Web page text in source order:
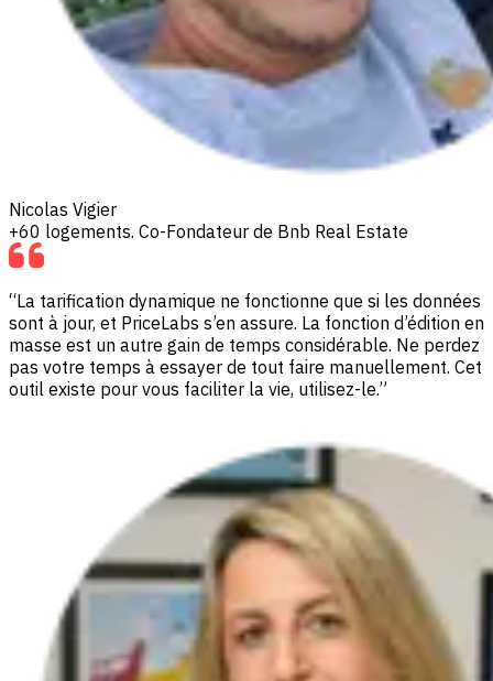
Nicolas Vigier
+60 logements. Co-Fondateur de Bnb Real Estate
“La tarification dynamique ne fonctionne que si les données
sont à jour, et PriceLabs s’en assure. La fonction d’édition en
masse est un autre gain de temps considérable. Ne perdez
pas votre temps à essayer de tout faire manuellement. Cet
outil existe pour vous faciliter la vie, utilisez-le.”